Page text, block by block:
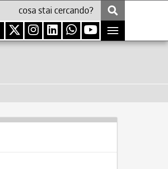
Toggle
navigation